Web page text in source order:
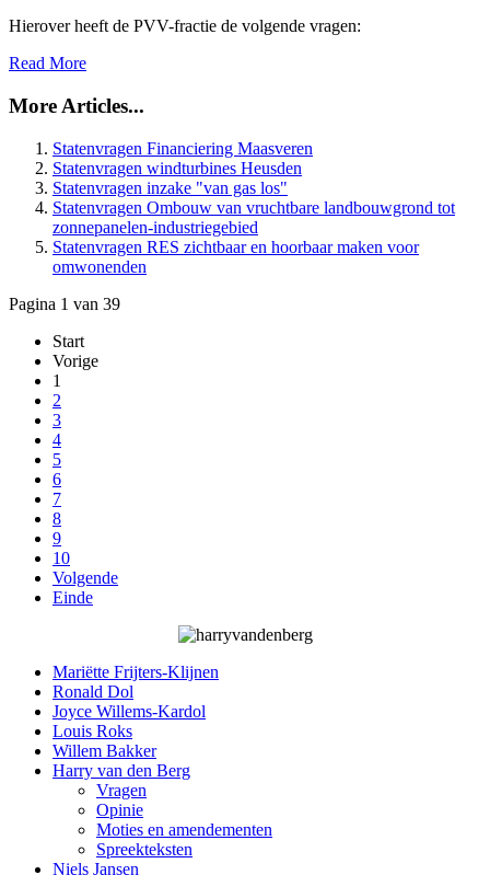
Hierover heeft de PVV-fractie de volgende vragen:
Read More
More Articles...
Statenvragen Financiering Maasveren
Statenvragen windturbines Heusden
Statenvragen inzake "van gas los"
Statenvragen Ombouw van vruchtbare landbouwgrond tot
zonnepanelen-industriegebied
Statenvragen RES zichtbaar en hoorbaar maken voor
omwonenden
Pagina 1 van 39
Start
Vorige
1
2
3
4
5
6
7
8
9
10
Volgende
Einde
Mariëtte Frijters-Klijnen
Ronald Dol
Joyce Willems-Kardol
Louis Roks
Willem Bakker
Harry van den Berg
Vragen
Opinie
Moties en amendementen
Spreekteksten
Niels Jansen